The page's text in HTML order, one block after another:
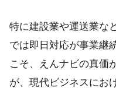
特に建設業や運送業な
では即日対応が事業継
こそ、えんナビの真価
が、現代ビジネスにお